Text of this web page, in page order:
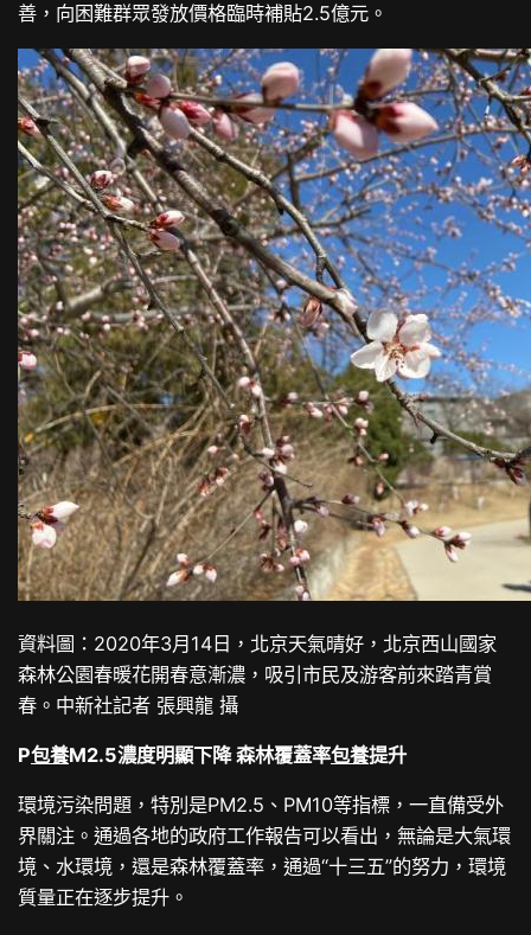
善，向困難群眾發放價格臨時補貼2.5億元。
資料圖：2020年3月14日，北京天氣晴好，北京西山國家
森林公園春暖花開春意漸濃，吸引市民及游客前來踏青賞
春。中新社記者 張興龍 攝
P包養M2.5濃度明顯下降 森林覆蓋率包養提升
環境污染問題，特別是PM2.5、PM10等指標，一直備受外
界關注。通過各地的政府工作報告可以看出，無論是大氣環
境、水環境，還是森林覆蓋率，通過“十三五”的努力，環境
質量正在逐步提升。